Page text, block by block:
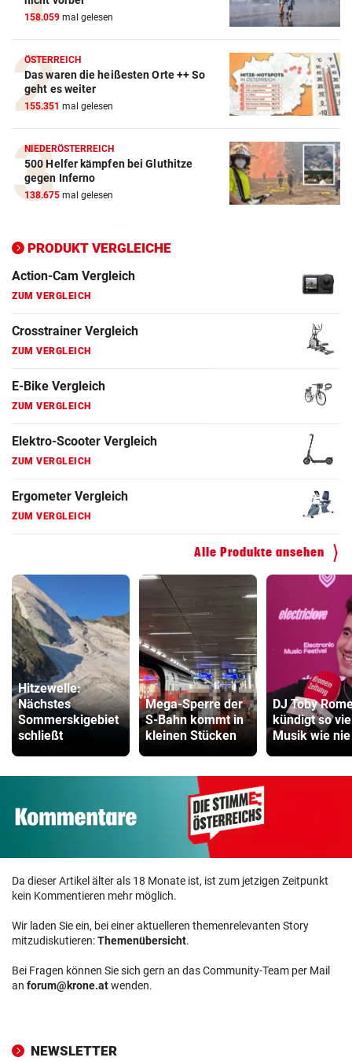
158.059 mal gelesen
ÖSTERREICH
Das waren die heißesten Orte ++ So
geht es weiter
155.351 mal gelesen
NIEDERÖSTERREICH
500 Helfer kämpfen bei Gluthitze
gegen Inferno
138.675 mal gelesen
PRODUKT VERGLEICHE
ZUM VERGLEICH
Crosstrainer Vergleich
E-Bike Vergleich
ZUM VERGLEICH
Elektro-Scooter Vergleich
ZUM VERGLEICH
Ergometer Vergleich
ZUM VERGLEICH
Fahrrad Test
ZUM VERGLEICH
Fahrradanhänger Vergleich
ZUM VERGLEICH
Faszienrolle Vergleich
Hoverboard Vergleich
ZUM VERGLEICH
Kinderfahrrad Vergleich
ZUM VERGLEICH
Alle Produkte ansehen
Hitzewelle:
Nächstes
Sommerskigebiet
schließt
Mega-Sperre der
S-Bahn kommt in
kleinen Stücken
DJ Toby
kündigt so
Musik wie
Da dieser Artikel älter als 18 Monate ist, ist zum jetzigen Zeitpunkt
kein Kommentieren mehr möglich.
Wir laden Sie ein, bei einer aktuelleren themenrelevanten Story
mitzudiskutieren:Themenübersicht.
Bei Fragen können Sie sich gern an das Community-Team per Mail
an forum@krone.atwenden.
NEWSLETTER